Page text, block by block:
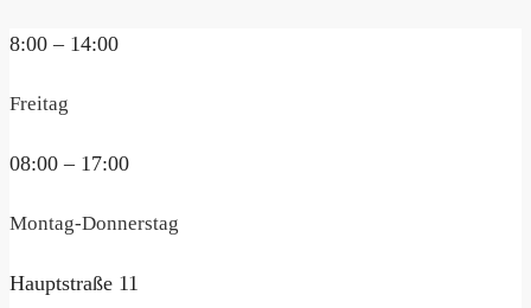
8:00 – 14:00
Freitag
08:00 – 17:00
Montag-Donnerstag
Hauptstraße 11